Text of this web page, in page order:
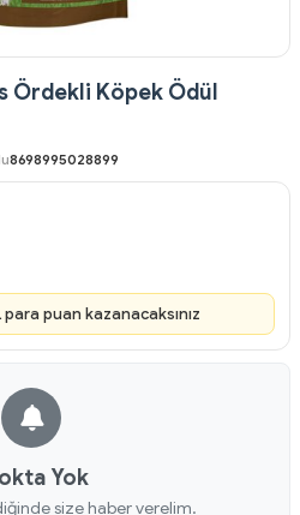
Ördekli Köpek Ödül
8698995028899
para puan kazanacaksınız
Yok
size haber verelim.